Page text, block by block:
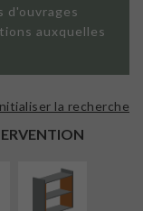
d'ouvrages
auxquelles
la recherche
ISOLATION
INTÉRIEURE
SURÉLÉVATION
EXTENSION